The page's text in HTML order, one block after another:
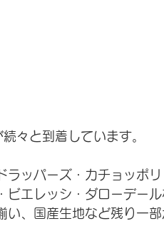
々と到着しています。
ッパーズ・カチョッポ
エレッシ・ダローデー
、国産生地など残り一